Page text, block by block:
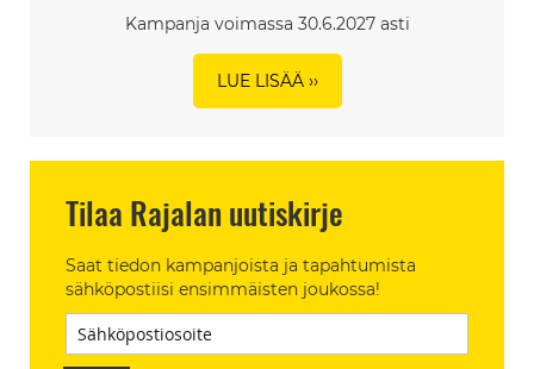
Kampanja voimassa 30.6.2027 asti
LUE LISÄÄ ››
Tilaa Rajalan uutiskirje
Saat tiedon kampanjoista ja tapahtumista
sähköpostiisi ensimmäisten joukossa!